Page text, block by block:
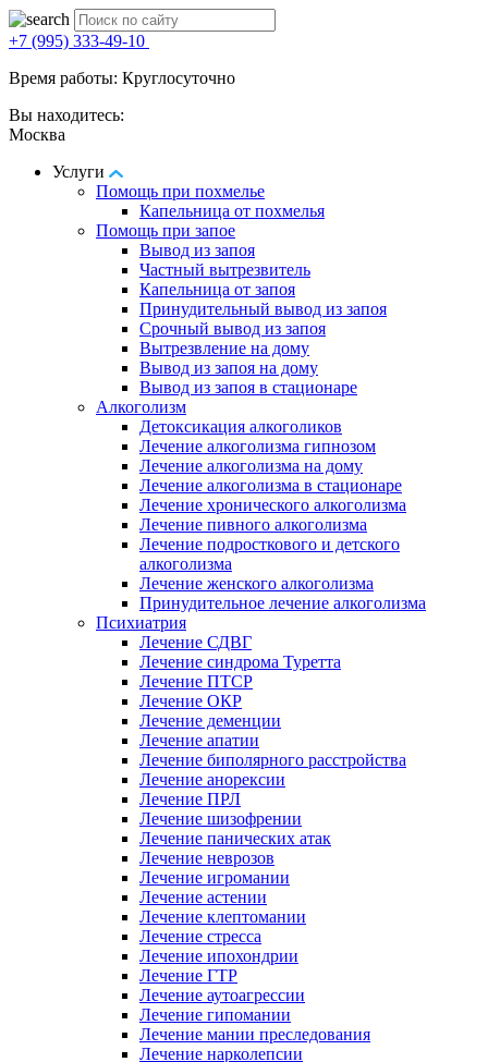
+7 (995) 333-49-10
Время работы: Круглосуточно
Вы находитесь:
Москва
Услуги
Помощь при похмелье
Капельница от похмелья
Помощь при запое
Вывод из запоя
Частный вытрезвитель
Капельница от запоя
Принудительный вывод из запоя
Срочный вывод из запоя
Вытрезвление на дому
Вывод из запоя на дому
Вывод из запоя в стационаре
Алкоголизм
Детоксикация алкоголиков
Лечение алкоголизма гипнозом
Лечение алкоголизма на дому
Лечение алкоголизма в стационаре
Лечение хронического алкоголизма
Лечение пивного алкоголизма
Лечение подросткового и детского
алкоголизма
Лечение женского алкоголизма
Принудительное лечение алкоголизма
Психиатрия
Лечение СДВГ
Лечение синдрома Туретта
Лечение ПТСР
Лечение ОКР
Лечение деменции
Лечение апатии
Лечение биполярного расстройства
Лечение анорексии
Лечение ПРЛ
Лечение шизофрении
Лечение панических атак
Лечение неврозов
Лечение игромании
Лечение астении
Лечение клептомании
Лечение стресса
Лечение ипохондрии
Лечение ГТР
Лечение аутоагрессии
Лечение гипомании
Лечение мании преследования
Лечение нарколепсии